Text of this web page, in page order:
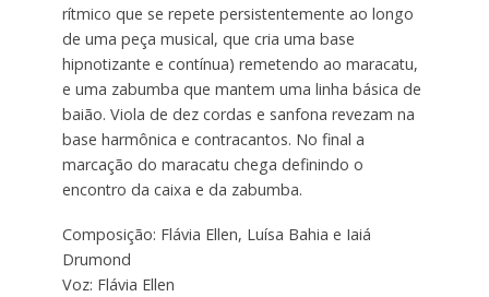
rítmico que se repete persistentemente ao longo
de uma peça musical, que cria uma base
hipnotizante e contínua) remetendo ao maracatu,
e uma zabumba que mantem uma linha básica de
baião. Viola de dez cordas e sanfona revezam na
base harmônica e contracantos. No final a
marcação do maracatu chega definindo o
encontro da caixa e da zabumba.
Composição: Flávia Ellen, Luísa Bahia e Iaiá
Drumond
Voz: Flávia Ellen